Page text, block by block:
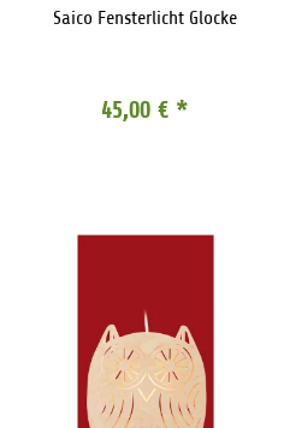
Saico Fensterlicht Glocke
45,00 € *